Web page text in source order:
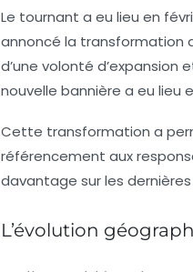
Le tournant a eu lieu en
annoncé la transformation
d’une volonté
nouvelle bannière a eu lieu
Cette transformation a
référencement aux
davantage sur les
L’évolution